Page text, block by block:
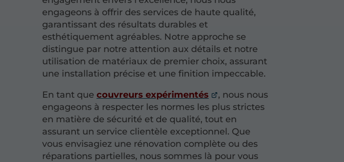
engageons à offrir des services de haute qualité,
garantissant des résultats durables et
esthétiquement agréables. Notre approche se
distingue par notre attention aux détails et notre
utilisation de matériaux de premier choix, assurant
une installation précise et une finition impeccable.
En tant que couvreurs expérimentés
, nous nous
engageons à respecter les normes les plus strictes
en matière de sécurité et de qualité, tout en
assurant un service clientèle exceptionnel. Que
vous envisagiez une rénovation complète ou des
réparations partielles, nous sommes là pour vous